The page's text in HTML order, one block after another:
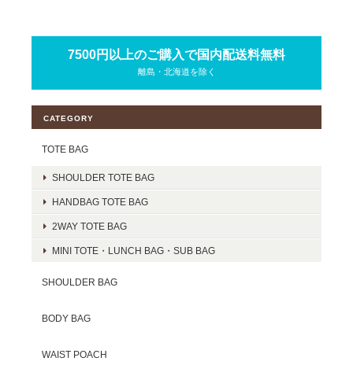
7500円以上のご購入で国内配送料無料
離島・北海道を除く
CATEGORY
TOTE BAG
SHOULDER TOTE BAG
HANDBAG TOTE BAG
2WAY TOTE BAG
MINI TOTE・LUNCH BAG・SUB BAG
SHOULDER BAG
BODY BAG
WAIST POACH